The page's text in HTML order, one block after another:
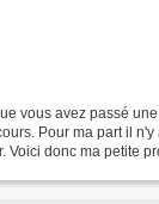
vous avez passé
Pour ma part il
donc ma petite